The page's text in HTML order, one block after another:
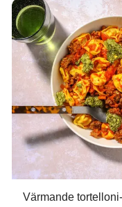
Värmande